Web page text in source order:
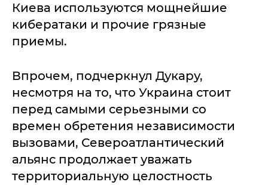
Киева используются мощнейшие
кибератаки и прочие грязные
приемы.
Впрочем, подчеркнул Дукару,
несмотря на то, что Украина стоит
перед самыми серьезными со
времен обретения независимости
вызовами, Североатлантический
альянс продолжает уважать
территориальную целостность